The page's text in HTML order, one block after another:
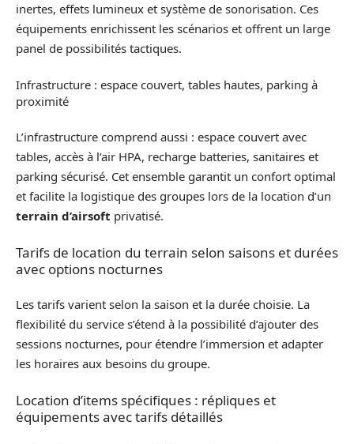
inertes, effets lumineux et système de sonorisation. Ces
équipements enrichissent les scénarios et offrent un large
panel de possibilités tactiques.
Infrastructure : espace couvert, tables hautes, parking à
proximité
L’infrastructure comprend aussi : espace couvert avec
tables, accès à l’air HPA, recharge batteries, sanitaires et
parking sécurisé. Cet ensemble garantit un confort optimal
et facilite la logistique des groupes lors de la location d’un
terrain d’airsoft privatisé.
Tarifs de location du terrain selon saisons et durées
avec options nocturnes
Les tarifs varient selon la saison et la durée choisie. La
flexibilité du service s’étend à la possibilité d’ajouter des
sessions nocturnes, pour étendre l’immersion et adapter
les horaires aux besoins du groupe.
Location d’items spécifiques : répliques et
équipements avec tarifs détaillés